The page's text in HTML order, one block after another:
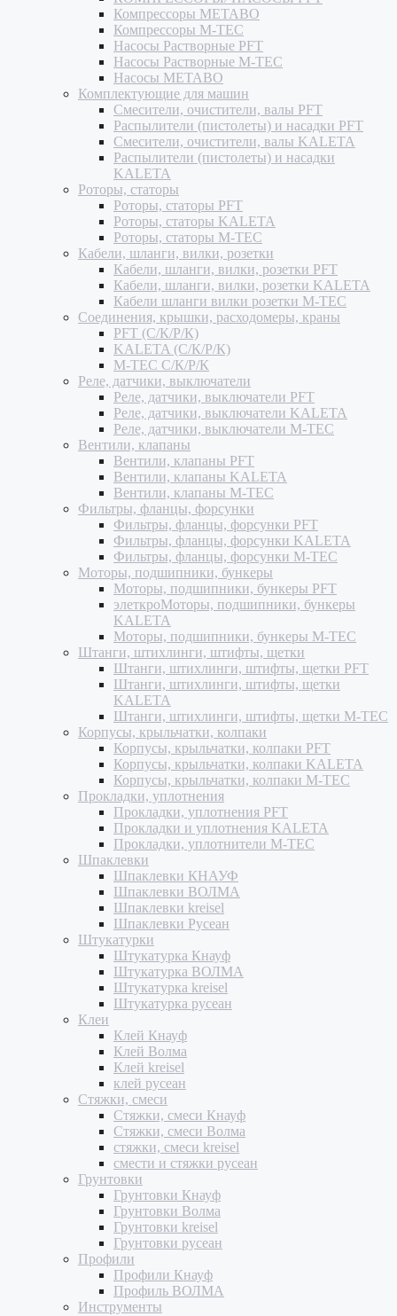
Компрессоры METABO
Компрессоры M-TEC
Насосы Растворные PFT
Насосы Растворные M-TEC
Насосы METABO
Комплектующие для машин
Смесители, очистители, валы PFT
Распылители (пистолеты) и насадки PFT
Смесители, очистители, валы KALETA
Распылители (пистолеты) и насадки
KALETA
Роторы, статоры
Роторы, статоры PFT
Роторы, статоры KALETA
Роторы, статоры M-TEC
Кабели, шланги, вилки, розетки
Кабели, шланги, вилки, розетки PFT
Кабели, шланги, вилки, розетки KALETA
Кабели шланги вилки розетки M-TEC
Соединения, крышки, расходомеры, краны
PFT (С/К/Р/К)
KALETA (С/К/Р/К)
M-TEC С/К/Р/К
Реле, датчики, выключатели
Реле, датчики, выключатели PFT
Реле, датчики, выключатели KALETA
Реле, датчики, выключатели M-TEC
Вентили, клапаны
Вентили, клапаны PFT
Вентили, клапаны KALETA
Вентили, клапаны M-TEC
Фильтры, фланцы, форсунки
Фильтры, фланцы, форсунки PFT
Фильтры, фланцы, форсунки KALETA
Фильтры, фланцы, форсунки M-TEC
Моторы, подшипники, бункеры
Моторы, подшипники, бункеры PFT
элеткроМоторы, подшипники, бункеры
KALETA
Моторы, подшипники, бункеры M-TEC
Штанги, штихлинги, штифты, щетки
Штанги, штихлинги, штифты, щетки PFT
Штанги, штихлинги, штифты, щетки
KALETA
Штанги, штихлинги, штифты, щетки M-TEC
Корпусы, крыльчатки, колпаки
Корпусы, крыльчатки, колпаки PFT
Корпусы, крыльчатки, колпаки KALETA
Корпусы, крыльчатки, колпаки M-TEC
Прокладки, уплотнения
Прокладки, уплотнения PFT
Прокладки и уплотнения KALETA
Прокладки, уплотнители M-TEC
Шпаклевки
Шпаклевки КНАУФ
Шпаклевки ВОЛМА
Шпаклевки kreisel
Шпаклевки Русеан
Штукатурки
Штукатурка Кнауф
Штукатурка ВОЛМА
Штукатурка kreisel
Штукатурка русеан
Клеи
Клей Кнауф
Клей Волма
Клей kreisel
клей русеан
Стяжки, смеси
Стяжки, смеси Кнауф
Стяжки, смеси Волма
стяжки, смеси kreisel
смести и стяжки русеан
Грунтовки
Грунтовки Кнауф
Грунтовки Волма
Грунтовки kreisel
Грунтовки русеан
Профили
Профили Кнауф
Профиль ВОЛМА
Инструменты